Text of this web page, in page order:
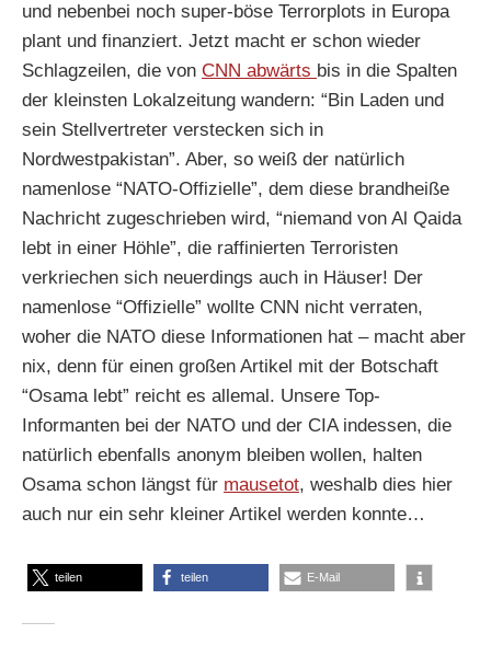
und nebenbei noch super-böse Terrorplots in Europa
plant und finanziert. Jetzt macht er schon wieder
Schlagzeilen, die von CNN abwärts bis in die Spalten
der kleinsten Lokalzeitung wandern: “Bin Laden und
sein Stellvertreter verstecken sich in
Nordwestpakistan”. Aber, so weiß der natürlich
namenlose “NATO-Offizielle”, dem diese brandheiße
Nachricht zugeschrieben wird, “niemand von Al Qaida
lebt in einer Höhle”, die raffinierten Terroristen
verkriechen sich neuerdings auch in Häuser! Der
namenlose “Offizielle” wollte CNN nicht verraten,
woher die NATO diese Informationen hat – macht aber
nix, denn für einen großen Artikel mit der Botschaft
“Osama lebt” reicht es allemal. Unsere Top-
Informanten bei der NATO und der CIA indessen, die
natürlich ebenfalls anonym bleiben wollen, halten
Osama schon längst für mausetot, weshalb dies hier
auch nur ein sehr kleiner Artikel werden konnte…
teilen teilen E-Mail